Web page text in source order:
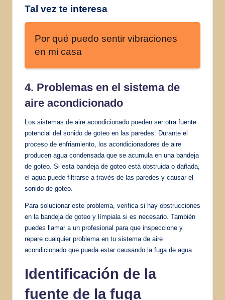
Tal vez te interesa
Por qué puedo sentir vibraciones
en mi casa
4. Problemas en el sistema de
aire acondicionado
Los sistemas de aire acondicionado pueden ser otra fuente
potencial del sonido de goteo en las paredes. Durante el
proceso de enfriamiento, los acondicionadores de aire
producen agua condensada que se acumula en una bandeja
de goteo. Si esta bandeja de goteo está obstruida o dañada,
el agua puede filtrarse a través de las paredes y causar el
sonido de goteo.
Para solucionar este problema, verifica si hay obstrucciones
en la bandeja de goteo y límpiala si es necesario. También
puedes llamar a un profesional para que inspeccione y
repare cualquier problema en tu sistema de aire
acondicionado que pueda estar causando la fuga de agua.
Identificación de la
fuente de la fuga